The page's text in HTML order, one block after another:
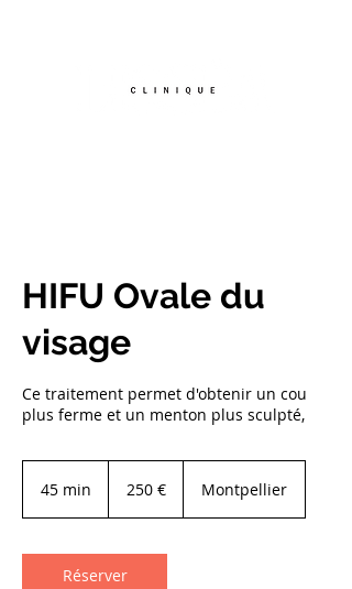
HIFU Ovale du
visage
Ce traitement permet d'obtenir un cou
plus ferme et un menton plus sculpté,
45 min
i
n
250 € Montpellier
Réserver